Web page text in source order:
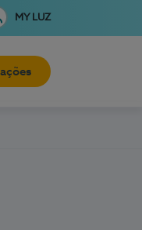
MY LUZ